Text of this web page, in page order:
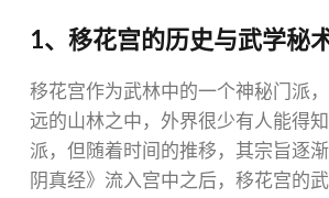
1、移花宫的历史与武学秘
移花宫作为武林中的一个神秘门派
远的山林之中，外界很少有人能得
派，但随着时间的推移，其宗旨逐
阴真经》流入宫中之后，移花宫的